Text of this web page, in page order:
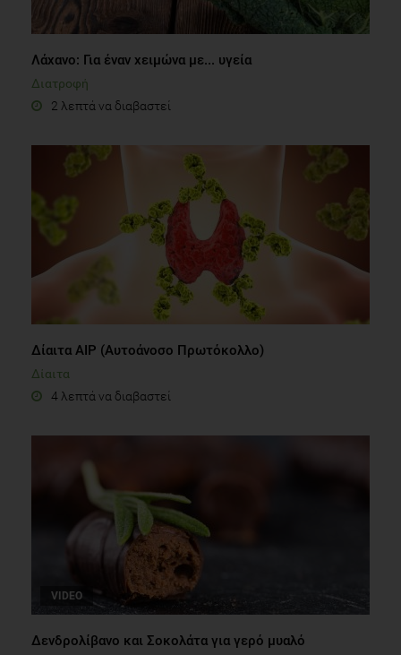
Λάχανο: Για έναν χειμώνα με... υγεία
Διατροφή
2 λεπτά να διαβαστεί
Δίαιτα AIP (Αυτοάνοσο Πρωτόκολλο)
Δίαιτα
4 λεπτά να διαβαστεί
VIDEO
Δενδρολίβανο και Σοκολάτα για γερό μυαλό